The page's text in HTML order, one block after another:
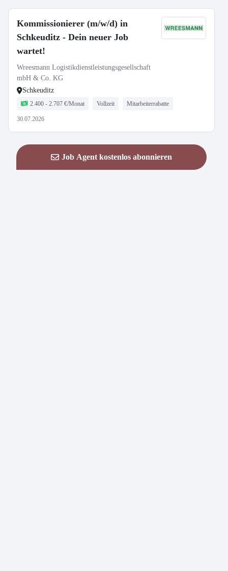
Kommissionierer (m/w/d) in
Schkeuditz - Dein neuer Job
wartet!
Wreesmann Logistikdienstleistungsgesellschaft
mbH & Co. KG
Schkeuditz
2.400 - 2.707 €/Monat Vollzeit Mitarbeiterrabatte
30.07.2026
Job Agent kostenlos abonnieren